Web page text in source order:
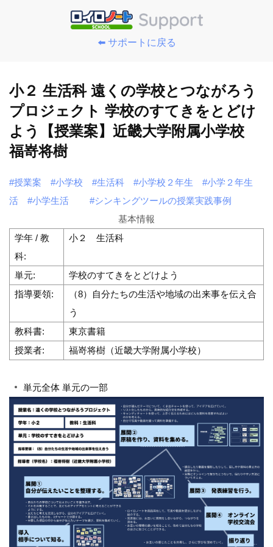
⬅️ サポートに戻る
小２ 生活科 遠くの学校とつながろう
プロジェクト 学校のすてきをとどけ
よう【授業案】近畿大学附属小学校
福嵜将樹
#授業案 #小学校 #生活科 #小学校２年生
#小学２年生
活
#小学生活
#シンキングツールの授業実践事例
基本情報
学年 / 教
科:
小２ 生活科
単元:
学校のすてきをとどけよう
指導要領:
（8）自分たちの生活や地域の出来事を伝え合
う
教科書:
東京書籍
授業者:
福嵜将樹（近畿大学附属小学校）
単元全体 単元の一部